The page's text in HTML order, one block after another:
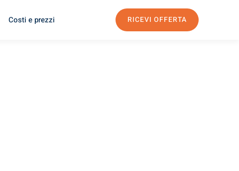
Costi e prezzi RICEVI OFFERTA